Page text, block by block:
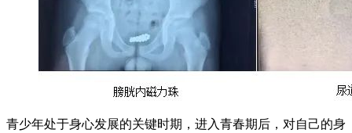
青少年处于身心发展的关键时期，进入青春期后，对自己的身